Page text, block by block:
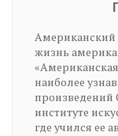
Американский
жизнь
наиболее
произведений
институте
где учился ее